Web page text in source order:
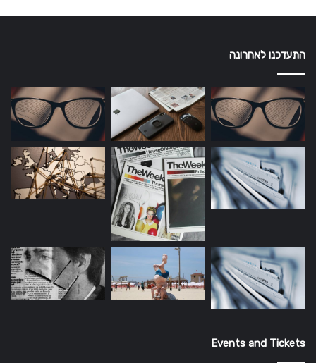
התעדכנו לאחרונה
Events and Tickets